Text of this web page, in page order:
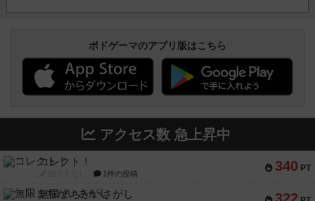
ボドゲーマのアプリ版はこちら
アクセス数 急上昇中
340 PT
コレクト！
1件の投稿
無限まちがいさがし